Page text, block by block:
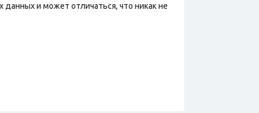
и может отличаться, что никак не